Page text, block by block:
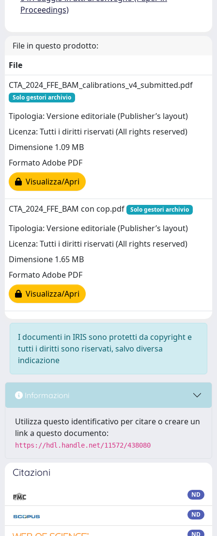
Proceedings)
File in questo prodotto:
File
CTA_2024_FFE_BAM_calibrations_v4_submitted.pdf
Solo gestori archivio
Tipologia: Versione editoriale (Publisher’s layout)
Licenza: Tutti i diritti riservati (All rights reserved)
Dimensione 1.09 MB
Formato Adobe PDF
Visualizza/Apri
CTA_2024_FFE_BAM con cop.pdf Solo gestori archivio
Tipologia: Versione editoriale (Publisher’s layout)
Licenza: Tutti i diritti riservati (All rights reserved)
Dimensione 1.65 MB
Formato Adobe PDF
Visualizza/Apri
I documenti in IRIS sono protetti da copyright e
tutti i diritti sono riservati, salvo diversa
indicazione
Informazioni
Utilizza questo identificativo per citare o creare un
link a questo documento:
https://hdl.handle.net/11572/438080
Citazioni
ND
ND